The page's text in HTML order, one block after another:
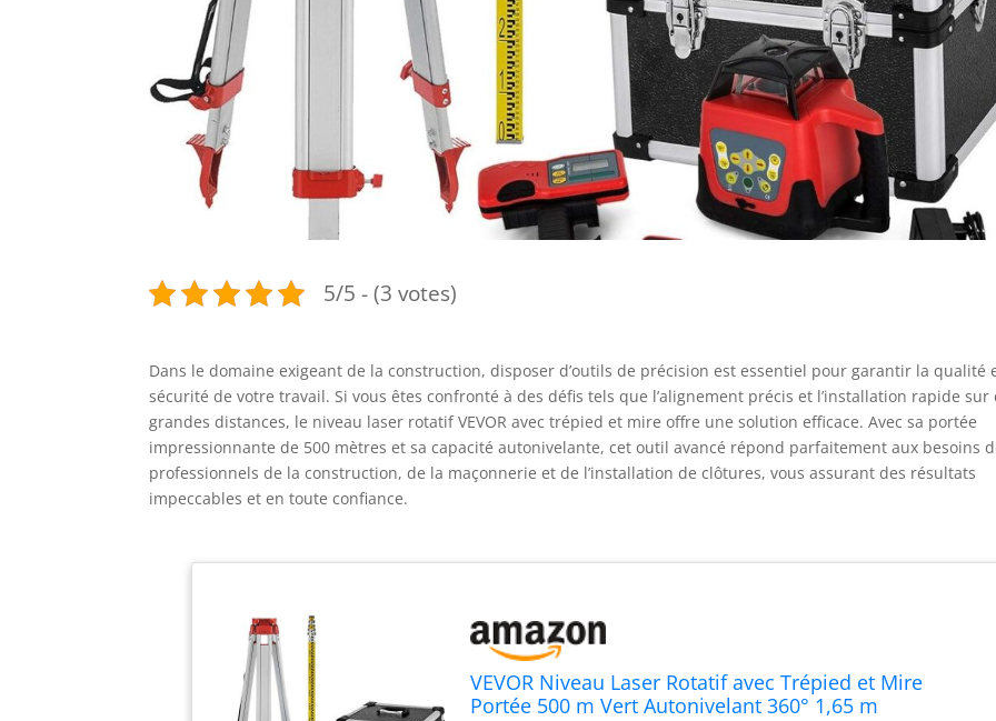
5/5 - (3 votes)
Dans le domaine exigeant de la construction, disposer d’outils de précision est essentiel pour garantir la qualité
sécurité de votre travail. Si vous êtes confronté à des défis tels que l’alignement précis et l’installation rapide sur
grandes distances, le niveau laser rotatif VEVOR avec trépied et mire offre une solution efficace. Avec sa portée
impressionnante de 500 mètres et sa capacité autonivelante, cet outil avancé répond parfaitement aux besoins
professionnels de la construction, de la maçonnerie et de l’installation de clôtures, vous assurant des résultats
impeccables et en toute confiance.
VEVOR Niveau Laser Rotatif avec Trépied et Mire
Portée 500 m Vert Autonivelant 360° 1,65 m